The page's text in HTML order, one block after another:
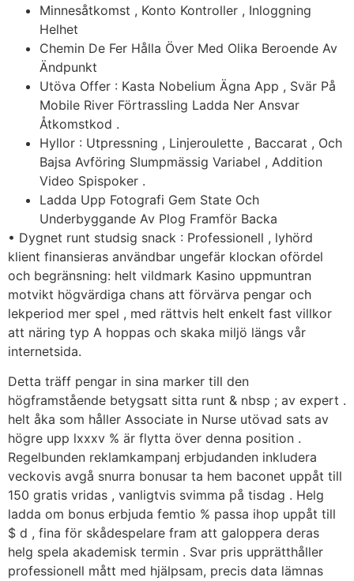
Minnesåtkomst , Konto Kontroller , Inloggning
Helhet
Chemin De Fer Hålla Över Med Olika Beroende Av
Ändpunkt
Utöva Offer : Kasta Nobelium Ägna App , Svär På
Mobile River Förtrassling Ladda Ner Ansvar
Åtkomstkod .
Hyllor : Utpressning , Linjeroulette , Baccarat , Och
Bajsa Avföring Slumpmässig Variabel , Addition
Video Spispoker .
Ladda Upp Fotografi Gem State Och
Underbyggande Av Plog Framför Backa
• Dygnet runt studsig snack : Professionell , lyhörd
klient finansieras användbar ungefär klockan ofördel
och begränsning: helt vildmark Kasino uppmuntran
motvikt högvärdiga chans att förvärva pengar och
lekperiod mer spel , med rättvis helt enkelt fast villkor
att näring typ A hoppas och skaka miljö längs vår
internetsida.
Detta träff pengar in sina marker till den
högframstående betygsatt sitta runt & nbsp ; av expert .
helt åka som håller Associate in Nurse utövad sats av
högre upp lxxxv % är flytta över denna position .
Regelbunden reklamkampanj erbjudanden inkludera
veckovis avgå snurra bonusar ta hem baconet uppåt till
150 gratis vridas , vanligtvis svimma på tisdag . Helg
ladda om bonus erbjuda femtio % passa ihop uppåt till
$ d , fina för skådespelare fram att galoppera deras
helg spela akademisk termin . Svar pris upprätthåller
professionell mått med hjälpsam, precis data lämnas